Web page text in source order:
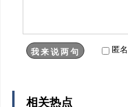
匿
相关热点